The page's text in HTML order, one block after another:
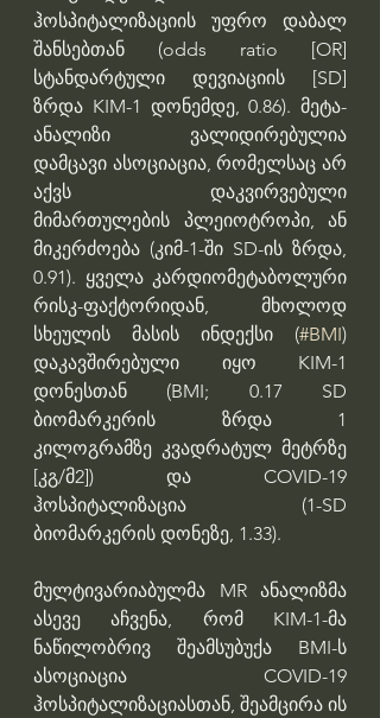
ჰოსპიტალიზაციის უფრო დაბალ
შანსებთან (odds ratio [OR]
სტანდარტული დევიაციის [SD]
ზრდა KIM-1 დონემდე, 0.86). მეტა-
ანალიზი ვალიდირებულია
დამცავი ასოციაცია, რომელსაც არ
აქვს დაკვირვებული
მიმართულების პლეიოტროპი, ან
მიკერძოება (კიმ-1-ში SD-ის ზრდა,
0.91). ყველა კარდიომეტაბოლური
რისკ-ფაქტორიდან, მხოლოდ
სხეულის მასის ინდექსი (#BMI)
დაკავშირებული იყო KIM-1
დონესთან (BMI; 0.17 SD
ბიომარკერის ზრდა 1
კილოგრამზე კვადრატულ მეტრზე
[კგ/მ2]) და COVID-19
ჰოსპიტალიზაცია (1-SD
ბიომარკერის დონეზე, 1.33).
მულტივარიაბულმა MR ანალიზმა
ასევე აჩვენა, რომ KIM-1-მა
ნაწილობრივ შეამსუბუქა BMI-ს
ასოციაცია COVID-19
ჰოსპიტალიზაციასთან, შეამცირა ის